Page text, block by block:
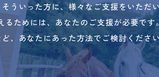
ういった方に、様々なご支援をいただ
るためには、あなたのご支援が必要です
、あなたにあった方法でご検討くださ